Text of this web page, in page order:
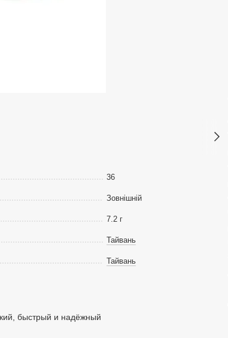
36
Зовнішній
7.2 г
Тайвань
Тайвань
быстрый и надёжный